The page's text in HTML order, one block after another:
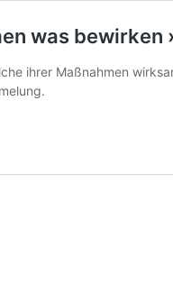
was bewirken
ihrer Maßnahmen